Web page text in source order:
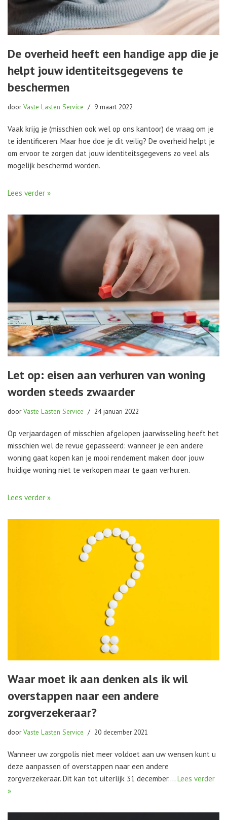
De overheid heeft een handige app die je
helpt jouw identiteitsgegevens te
beschermen
doorVaste Lasten Service 9 maart 2022
Vaak krijg je (misschien ook wel op ons kantoor) de vraag om je
te identificeren. Maar hoe doe je dit veilig? De overheid helpt je
om ervoor te zorgen dat jouw identiteitsgegevens zo veel als
mogelijk beschermd worden.
Lees verder »
Let op: eisen aan verhuren van woning
worden steeds zwaarder
doorVaste Lasten Service 24 januari 2022
Op verjaardagen of misschien afgelopen jaarwisseling heeft het
misschien wel de revue gepasseerd: wanneer je een andere
woning gaat kopen kan je mooi rendement maken door jouw
huidige woning niet te verkopen maar te gaan verhuren.
Lees verder »
Waar moet ik aan denken als ik wil
overstappen naar een andere
zorgverzekeraar?
doorVaste Lasten Service 20 december 2021
Wanneer uw zorgpolis niet meer voldoet aan uw wensen kunt u
deze aanpassen of overstappen naar een andere
zorgverzekeraar. Dit kan tot uiterlijk 31 december.… Lees verder
»